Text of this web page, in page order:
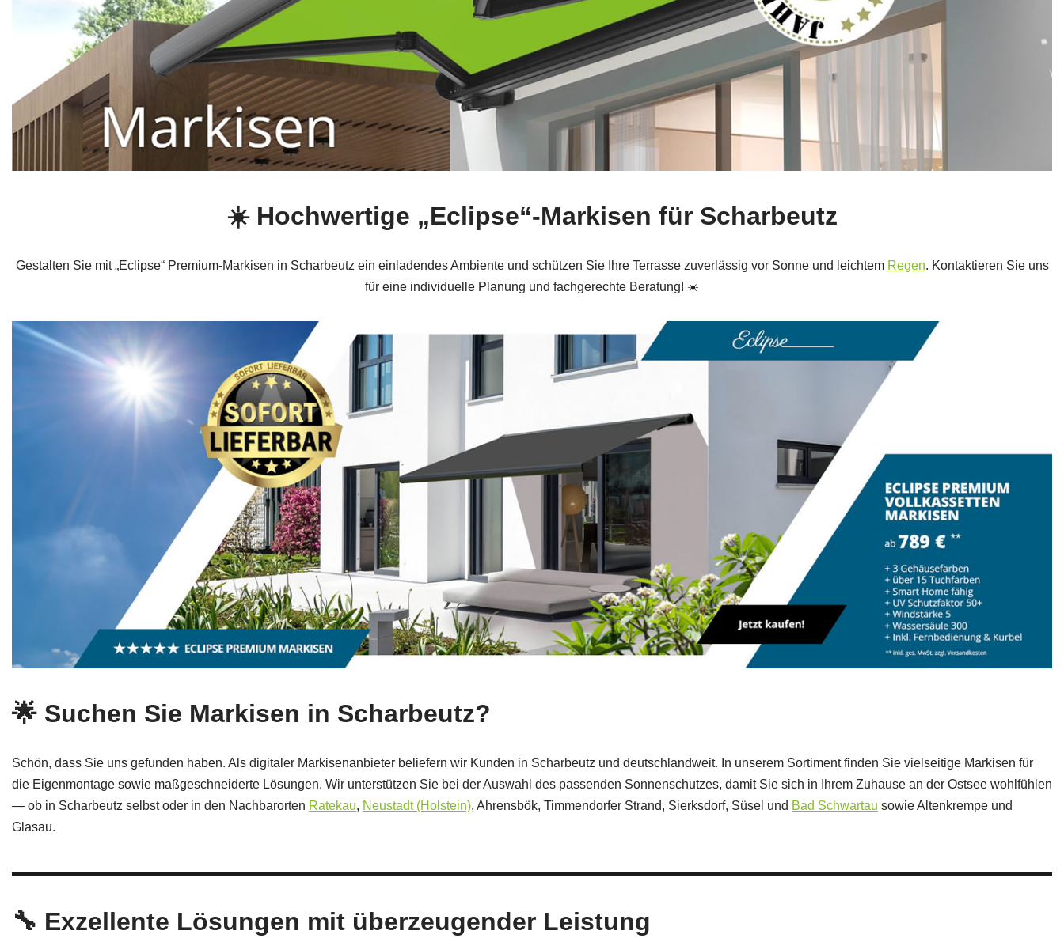
☀️ Hochwertige „Eclipse“-Markisen für Scharbeutz
Gestalten Sie mit „Eclipse“ Premium-Markisen in Scharbeutz ein einladendes Ambiente und schützen Sie Ihre Terrasse zuverlässig vor Sonne und leichtem Regen. Kontaktieren Sie uns
für eine individuelle Planung und fachgerechte Beratung! ☀️
🌟 Suchen Sie Markisen in Scharbeutz?
Schön, dass Sie uns gefunden haben. Als digitaler Markisenanbieter beliefern wir Kunden in Scharbeutz und deutschlandweit. In unserem Sortiment finden Sie vielseitige Markisen für
die Eigenmontage sowie maßgeschneiderte Lösungen. Wir unterstützen Sie bei der Auswahl des passenden Sonnenschutzes, damit Sie sich in Ihrem Zuhause an der Ostsee wohlfühlen
— ob in Scharbeutz selbst oder in den Nachbarorten Ratekau, Neustadt (Holstein), Ahrensbök, Timmendorfer Strand, Sierksdorf, Süsel und Bad Schwartau sowie Altenkrempe und
Glasau.
🔧 Exzellente Lösungen mit überzeugender Leistung